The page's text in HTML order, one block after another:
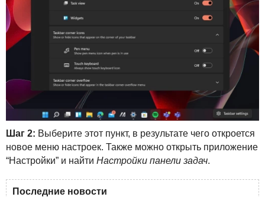
Шаг 2: Выберите этот пункт, в результате чего откроется
новое меню настроек. Также можно открыть приложение
“Настройки” и найти Настройки панели задач.
Последние новости